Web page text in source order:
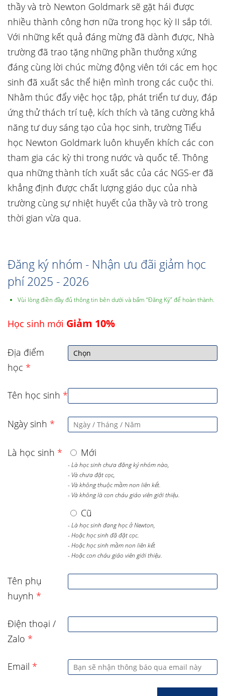
thầy và trò Newton Goldmark sẽ gặt hái được
nhiều thành công hơn nữa trong học kỳ II sắp tới.
Với những kết quả đáng mừng đã dành được, Nhà
trường đã trao tặng những phần thưởng xứng
đáng cùng lời chúc mừng động viên tới các em học
sinh đã xuất sắc thể hiện mình trong các cuộc thi.
Nhằm thúc đẩy việc học tập, phát triển tư duy, đáp
ứng thử thách trí tuệ, kích thích và tăng cường khả
năng tư duy sáng tạo của học sinh, trường Tiểu
học Newton Goldmark luôn khuyến khích các con
tham gia các kỳ thi trong nước và quốc tế. Thông
qua những thành tích xuất sắc của các NGS-er đã
khẳng định được chất lượng giáo dục của nhà
trường cùng sự nhiệt huyết của thầy và trò trong
thời gian vừa qua.
Đăng ký nhóm - Nhận ưu đãi giảm học
phí 2025 - 2026
Vùi lòng điền đầy đủ thông tin bên dưới và bấm “Đăng Ký” để hoàn thành.
Học sinh mới Giảm 10%
Địa điểm
học *
Tên học sinh *
Ngày sinh *
Là học sinh * Mới
- Là học sinh chưa đăng ký nhóm nào,
- Và chưa đặt cọc,
- Và không thuộc mầm non liên kết.
- Và không là con cháu giáo viên giới thiệu.
Cũ
- Là học sinh đang học ở Newton,
- Hoặc học sinh đã đặt cọc.
- Hoặc học sinh mầm non liên kết
- Hoặc con cháu giáo viên giới thiệu.
Tên phụ
huynh *
Điện thoại /
Zalo *
Email *